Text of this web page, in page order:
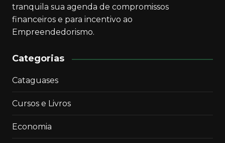
tranquila sua agenda de compromissos
financeiros e para incentivo ao
Empreendedorismo.
Categorias
Cataguases
Cursos e Livros
Economia